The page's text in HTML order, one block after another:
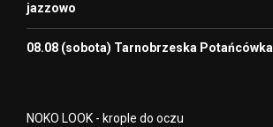
jazzowo
08.08 (sobota) Tarnobrzeska Potańcówka
NOKO LOOK - krople do oczu